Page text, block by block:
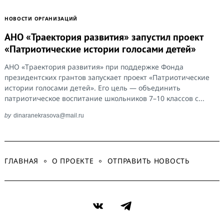
НОВОСТИ ОРГАНИЗАЦИЙ
АНО «Траектория развития» запустил проект
«Патриотические истории голосами детей»
АНО «Траектория развития» при поддержке Фонда
президентских грантов запускает проект «Патриотические
истории голосами детей». Его цель — объединить
патриотическое воспитание школьников 7–10 классов с...
by dinaranekrasova@mail.ru
ГЛАВНАЯ О ПРОЕКТЕ ОТПРАВИТЬ НОВОСТЬ
VK Telegram